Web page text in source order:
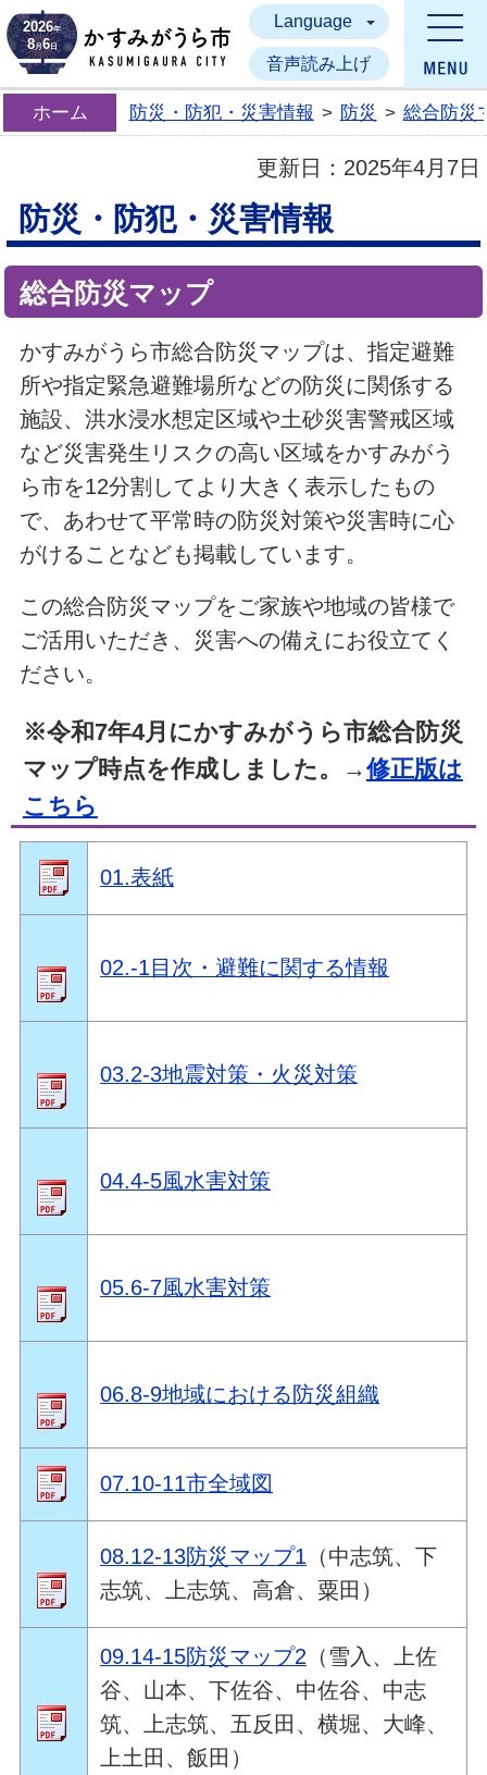
かすみがうら市
2026年
8月6日
Language
音声読み上げ
ホーム 防災・防犯・災害情報 > 防災 > 総合防災
更新日： 2025年4月7日
防災・防犯・災害情報
総合防災マップ
かすみがうら市総合防災マップは、指定避難
所や指定緊急避難場所などの防災に関係する
施設、洪水浸水想定区域や土砂災害警戒区域
など災害発生リスクの高い区域をかすみがう
ら市を12分割してより大きく表示したもの
で、あわせて平常時の防災対策や災害時に心
がけることなども掲載しています。
この総合防災マップをご家族や地域の皆様で
ご活用いただき、災害への備えにお役立てく
ださい。
※令和7年4月にかすみがうら市総合防災
マップ時点を作成しました。→修正版は
こちら
01.表紙
02.-1目次・避難に関する情報
03.2-3地震対策・火災対策
04.4-5風水害対策
05.6-7風水害対策
06.8-9地域における防災組織
07.10-11市全域図
08.12-13防災マップ1 （中志筑、下
志筑、上志筑、高倉、粟田）
09.14-15防災マップ2 （雪入、上佐
谷、山本、下佐谷、中佐谷、中志
筑、上志筑、五反田、横堀、大峰、
上土田、飯田）